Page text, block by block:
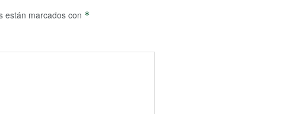
están marcados con *